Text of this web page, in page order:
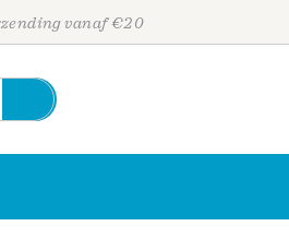
vanaf €20
Personen